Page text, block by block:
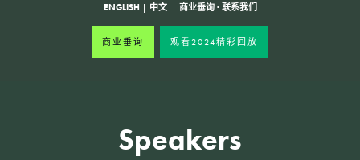
ENGLISH | 中文 商业垂询· 联系我们
商业垂询 观看2024精彩回放
Speakers